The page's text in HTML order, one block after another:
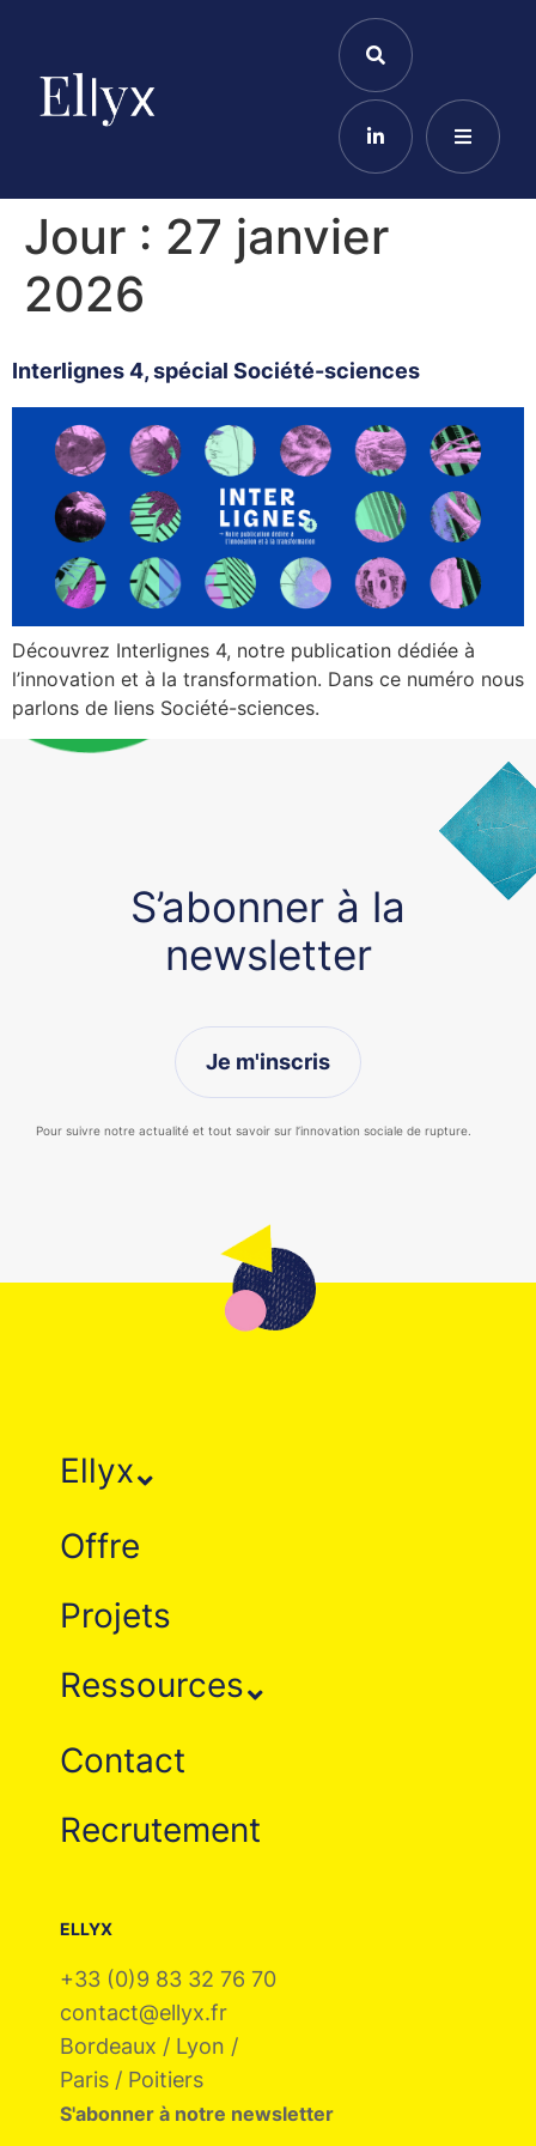
Jour : 27 janvier
2026
Interlignes 4, spécial Société-sciences
Découvrez Interlignes 4, notre publication dédiée à
l’innovation et à la transformation. Dans ce numéro nous
parlons de liens Société-sciences.
S’abonner à la
newsletter
Je m'inscris
Pour suivre notre actualité et tout savoir sur l’innovation sociale de rupture.
ELLYX
+33 (0)9 83 32 76 70
contact@ellyx.fr
Bordeaux / Lyon /
Paris / Poitiers
S'abonner à notre newsletter
Ellyx
Offre
Projets
Ressources
Contact
Recrutement